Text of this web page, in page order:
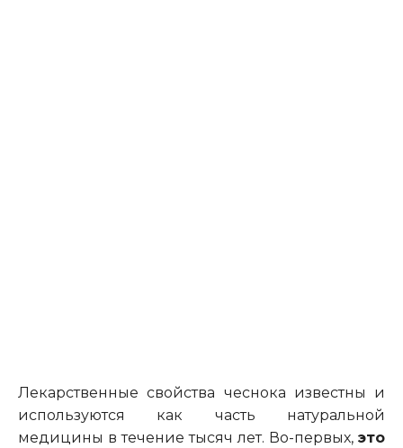
Лекарственные свойства чеснока известны и
используются как часть натуральной
медицины в течение тысяч лет. Во-первых, это